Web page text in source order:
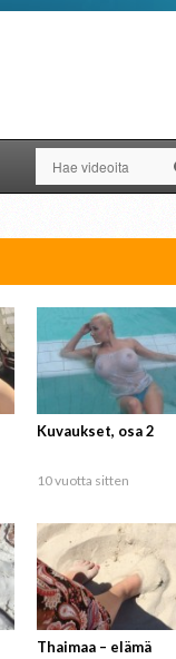
Kuvaukset, osa 2
10 vuotta sitten
Thaimaa – elämä